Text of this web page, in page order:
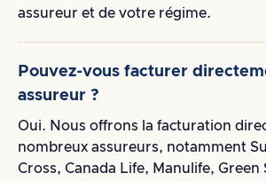
assureur et de votre régime.
Pouvez-vous facturer
assureur ?
Oui. Nous offrons la facturation
nombreux assureurs, notamment
Cross, Canada Life, Manulife, Green